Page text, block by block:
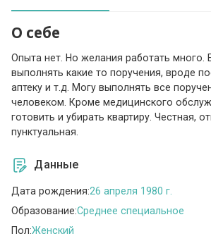
О себе
Опыта нет. Но желания работать много.
выполнять какие то поручения, вроде
аптеку и т.д. Могу выполнять все
человеком. Кроме медицинского
готовить и убирать квартиру. Честная,
пунктуальная.
Данные
Дата рождения:26 апреля 1980 г.
Образование:Среднее специальное
Пол:Женский